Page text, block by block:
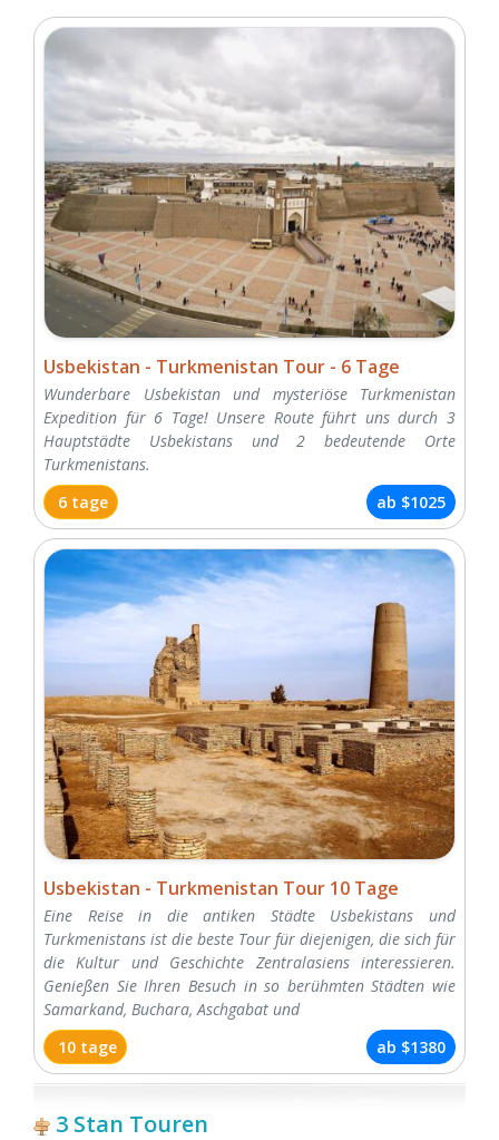
Usbekistan - Turkmenistan Tour - 6 Tage
Wunderbare Usbekistan und mysteriöse Turkmenistan
Expedition für 6 Tage! Unsere Route führt uns durch 3
Hauptstädte Usbekistans und 2 bedeutende Orte
Turkmenistans.
6 tage
ab $1025
Usbekistan - Turkmenistan Tour 10 Tage
Eine Reise in die antiken Städte Usbekistans und
Turkmenistans ist die beste Tour für diejenigen, die sich für
die Kultur und Geschichte Zentralasiens interessieren.
Genießen Sie Ihren Besuch in so berühmten Städten wie
Samarkand, Buchara, Aschgabat und
10 tage
ab $1380
3 Stan Touren